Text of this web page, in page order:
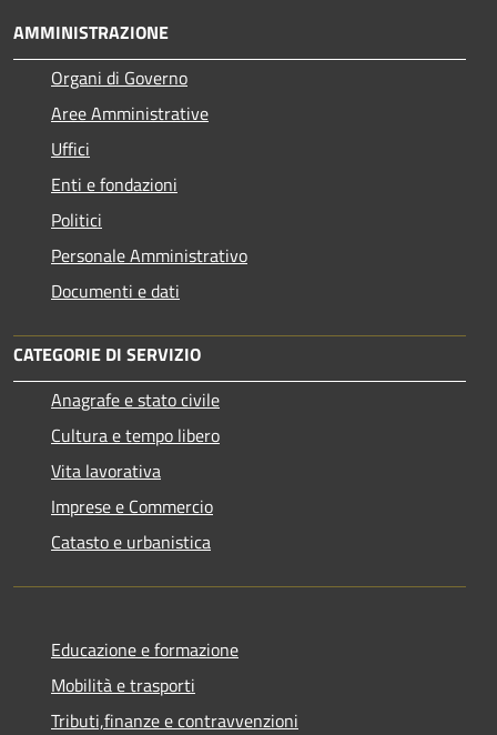
AMMINISTRAZIONE
Organi di Governo
Aree Amministrative
Uffici
Enti e fondazioni
Politici
Personale Amministrativo
Documenti e dati
CATEGORIE DI SERVIZIO
Anagrafe e stato civile
Cultura e tempo libero
Vita lavorativa
Imprese e Commercio
Catasto e urbanistica
Educazione e formazione
Mobilità e trasporti
Tributi,finanze e contravvenzioni